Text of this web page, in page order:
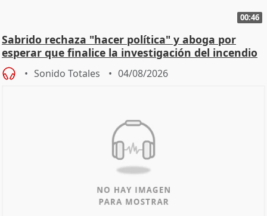
00:46
Sabrido rechaza "hacer política" y aboga por
esperar que finalice la investigación del incendio
Sonido Totales 04/08/2026